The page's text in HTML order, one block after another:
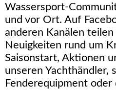
Wassersport-
und vor Ort. Auf
anderen Kanälen
Neuigkeiten rund um
Saisonstart, Aktionen
unseren Yachthändler,
Fenderequipment oder